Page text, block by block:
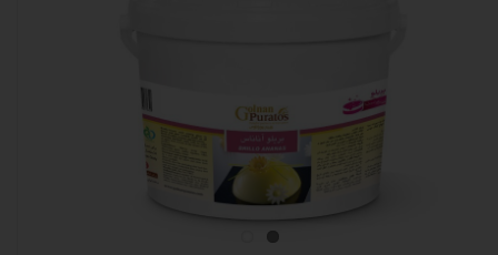
حساب
کاربری